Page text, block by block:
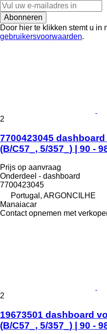
Abonneren
Door hier te klikken stemt u in
gebruikersvoorwaarden.
2
7700423045
(B/C57_, 5/357_) | 90 -
Prijs op aanvraag
Onderdeel - dashboard
7700423045
Portugal, ARGONCILHE
Manaiacar
Contact opnemen met
2
19673501 dashboard
(B/C57_, 5/357_) | 90 -